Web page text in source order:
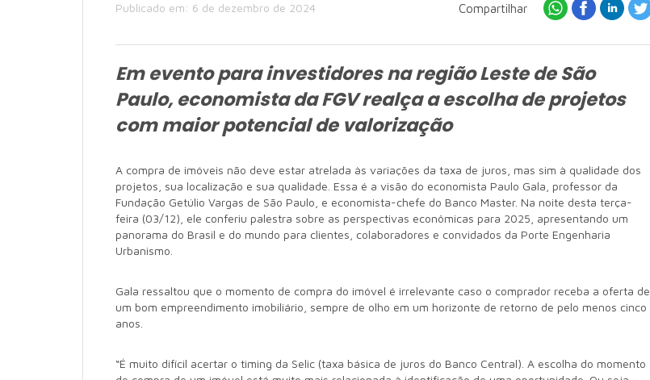
Publicado em: 6 de dezembro de 2024
Compartilhar
Em evento para investidores na região Leste de São
Paulo, economista da FGV realça a escolha de projetos
com maior potencial de valorização
A compra de imóveis não deve estar atrelada às variações da taxa de juros, mas sim à qualidade dos
projetos, sua localização e sua qualidade. Essa é a visão do economista Paulo Gala, professor da
Fundação Getúlio Vargas de São Paulo, e economista-chefe do Banco Master. Na noite desta terça-
feira (03/12), ele conferiu palestra sobre as perspectivas econômicas para 2025, apresentando um
panorama do Brasil e do mundo para clientes, colaboradores e convidados da Porte Engenharia
Urbanismo.
Gala ressaltou que o momento de compra do imóvel é irrelevante caso o comprador receba a oferta de
um bom empreendimento imobiliário, sempre de olho em um horizonte de retorno de pelo menos cinco
anos.
“É muito difícil acertar o timing da Selic (taxa básica de juros do Banco Central). A escolha do momento